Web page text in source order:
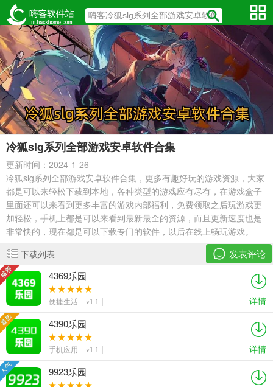
冷狐slg系列全部游戏安卓软件合集
更新时间：2024-1-26
冷狐slg系列全部游戏安卓软件合集，更多有趣好玩的游戏资源，大家
都是可以来轻松下载到本地，各种类型的游戏应有尽有，在游戏盒子
里面还可以来看到更多丰富的游戏内部福利，免费领取之后玩游戏更
加轻松，手机上都是可以来看到最新最全的资源，而且更新速度也是
非常快的，现在都是可以下载专门的软件，以后在线上畅玩游戏。
下载列表
发表评论
4369乐园
便捷生活 v1.1 详情
4390乐园
手机应用 v1.1 详情
9923乐园